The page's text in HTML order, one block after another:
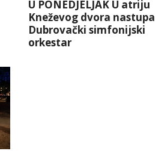
U PONEDJELJAK U atriju
Kneževog dvora nastupa
Dubrovački simfonijski
orkestar